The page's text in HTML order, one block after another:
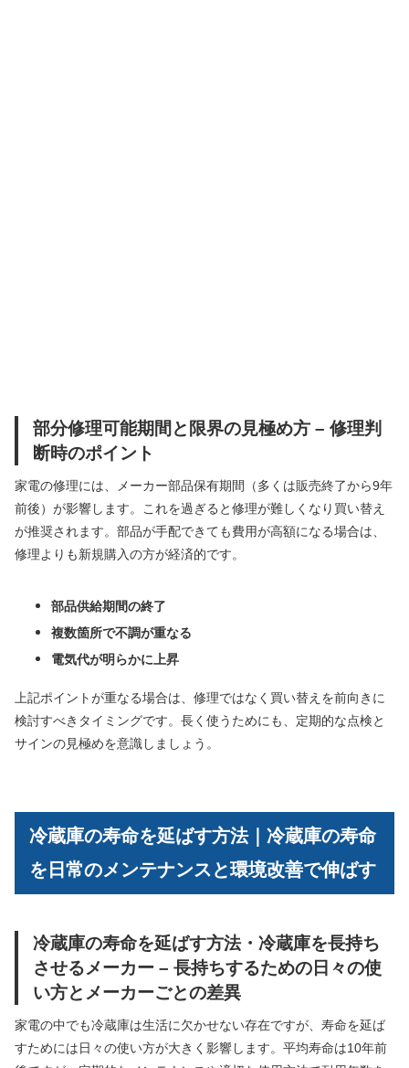
部分修理可能期間と限界の見極め方 – 修理判
断時のポイント
家電の修理には、メーカー部品保有期間（多くは販売終了から9年
前後）が影響します。これを過ぎると修理が難しくなり買い替え
が推奨されます。部品が手配できても費用が高額になる場合は、
修理よりも新規購入の方が経済的です。
部品供給期間の終了
複数箇所で不調が重なる
電気代が明らかに上昇
上記ポイントが重なる場合は、修理ではなく買い替えを前向きに
検討すべきタイミングです。長く使うためにも、定期的な点検と
サインの見極めを意識しましょう。
冷蔵庫の寿命を延ばす方法｜冷蔵庫の寿命
を日常のメンテナンスと環境改善で伸ばす
冷蔵庫の寿命を延ばす方法・冷蔵庫を長持ち
させるメーカー – 長持ちするための日々の使
い方とメーカーごとの差異
家電の中でも冷蔵庫は生活に欠かせない存在ですが、寿命を延ば
すためには日々の使い方が大きく影響します。平均寿命は10年前